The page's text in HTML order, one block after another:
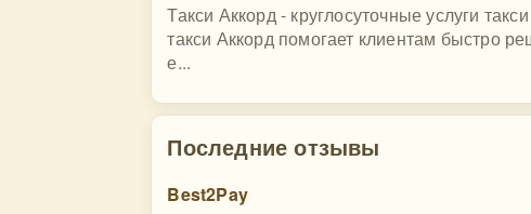
Такси Аккорд - круглосуточные услуги
такси Аккорд помогает клиентам быстро
е...
Последние отзывы
Best2Pay